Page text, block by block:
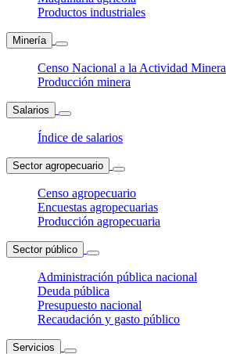
Productos industriales
Minería
Censo Nacional a la Actividad Minera
Producción minera
Salarios
Índice de salarios
Sector agropecuario
Censo agropecuario
Encuestas agropecuarias
Producción agropecuaria
Sector público
Administración pública nacional
Deuda pública
Presupuesto nacional
Recaudación y gasto público
Servicios